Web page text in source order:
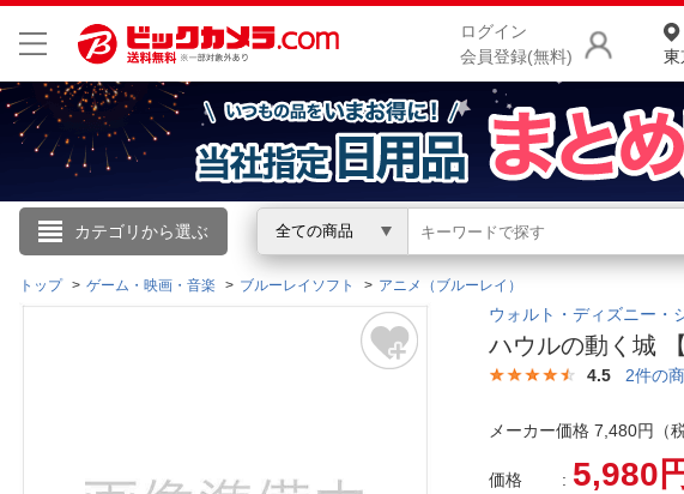
ログイン
会員登録(無料)
東
カテゴリから選ぶ 全ての商品
こんにちは
ログイン
商品
ランキ
カテゴ
お客
トップ ゲーム・映画・音楽 ブルーレイソフト アニメ（ブルーレイ）
ウォルト・ディズニー・
ハウルの動く城
4.5 2件の
メーカー価格 7,480円（
価格 5,980